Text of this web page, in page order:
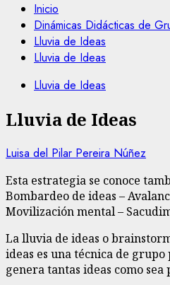
Inicio
Dinámicas Didácticas de
Lluvia de Ideas
Lluvia de Ideas
Lluvia de Ideas
Lluvia de Ideas
Luisa del Pilar Pereira Núñez
Esta estrategia se conoce
Bombardeo de ideas –
Movilización mental –
La lluvia de ideas o
ideas es una técnica de
genera tantas ideas como